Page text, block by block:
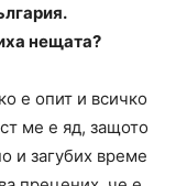
нещата?
е опит и всичко
ме е яд, защото
и загубих време